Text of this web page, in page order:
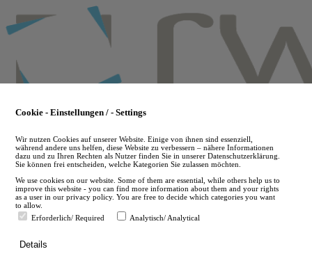
to
main
en
Cookie - Einstellungen / - Settings
Wir nutzen Cookies auf unserer Website. Einige von ihnen sind essenziell,
während andere uns helfen, diese Website zu verbessern – nähere Informationen
dazu und zu Ihren Rechten als Nutzer finden Sie in unserer Datenschutzerklärung.
Sie können frei entscheiden, welche Kategorien Sie zulassen möchten.
We use cookies on our website. Some of them are essential, while others help us to
improve this website - you can find more information about them and your rights
as a user in our privacy policy. You are free to decide which categories you want
to allow.
Erforderlich/ Required
Analytisch/ Analytical
Details